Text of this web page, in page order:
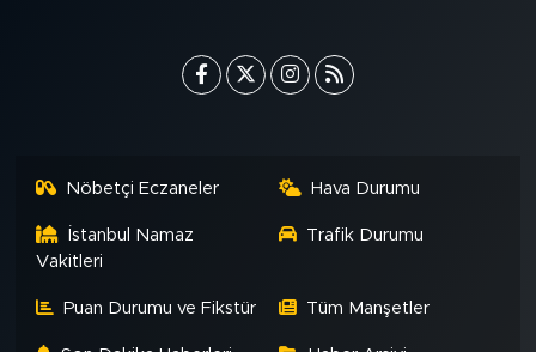
Nöbetçi Eczaneler Hava Durumu
İstanbul Namaz
Vakitleri
Trafik Durumu
Puan Durumu ve Fikstür Tüm Manşetler